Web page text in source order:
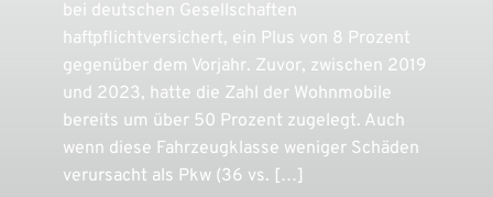
bei deutschen Gesellschaften
haftpflichtversichert, ein Plus von 8 Prozent
gegenüber dem Vorjahr. Zuvor, zwischen 2019
und 2023, hatte die Zahl der Wohnmobile
bereits um über 50 Prozent zugelegt. Auch
wenn diese Fahrzeugklasse weniger Schäden
verursacht als Pkw (36 vs. […]